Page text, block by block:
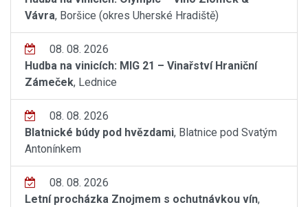
Vávra, Boršice (okres Uherské Hradiště)
08. 08. 2026
Hudba na vinicích: MIG 21 – Vinařství Hraniční
Zámeček, Lednice
08. 08. 2026
Blatnické búdy pod hvězdami, Blatnice pod Svatým
Antonínkem
08. 08. 2026
Letní procházka Znojmem s ochutnávkou vín,